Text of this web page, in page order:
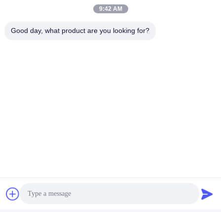
mm über dem unkomprimierten Sitz zu heben und bei 10-
30 Zyklen/min um 100.000 freizulassen.
9:42 AM
Good day, what product are you looking for?